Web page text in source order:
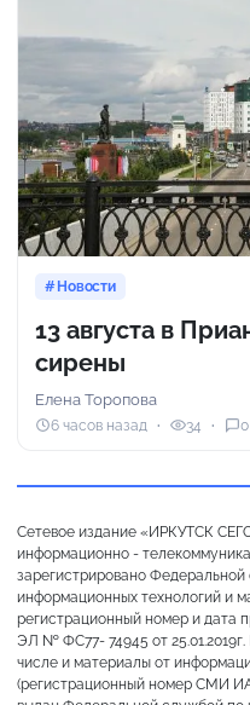
Новости
13 августа в
сирены
Елена Торопова
6 часов назад 34 0
Сетевое издание «ИРКУТСК
информационно -
зарегистрировано
информационных технологий и
регистрационный номер и дата
ЭЛ № ФС77- 74945 от
числе и материалы от
(регистрационный номер СМИ